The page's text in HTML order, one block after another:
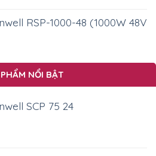
là:
tại
RSP-1000-48 (1000W 48V
NỔI BẬT
SCP 75 24